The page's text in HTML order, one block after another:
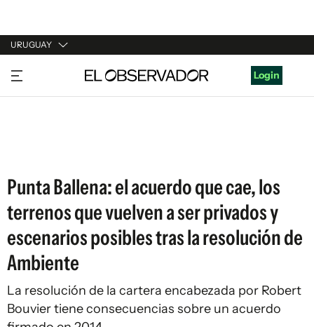
URUGUAY
URUGUAY
ARGENTINA
Login
Punta Ballena: el acuerdo que cae, los
terrenos que vuelven a ser privados y
escenarios posibles tras la resolución de
Ambiente
La resolución de la cartera encabezada por Robert
Bouvier tiene consecuencias sobre un acuerdo